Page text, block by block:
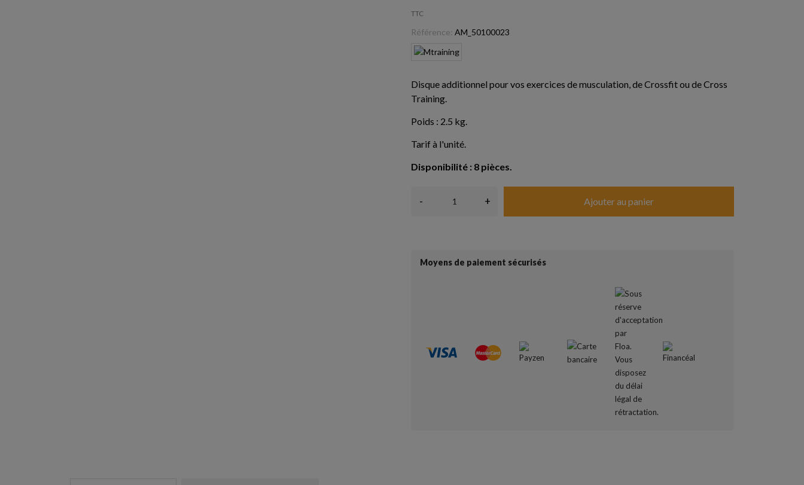
TTC
Référence: AM_50100023
Disque additionnel pour vos exercices de musculation, de Crossfit ou de Cross
Training.
Poids : 2.5 kg.
Tarif à l'unité.
Disponibilité : 8 pièces.
- + Ajouter au panier
Moyens de paiement sécurisés